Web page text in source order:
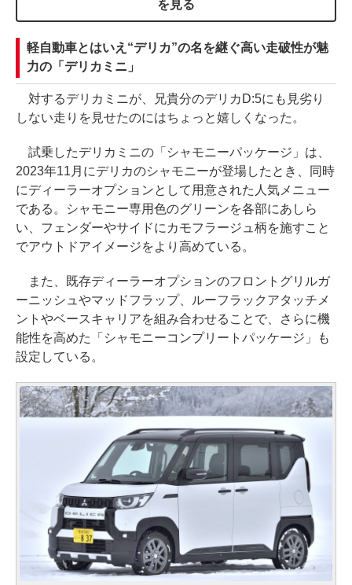
を見る
軽自動車とはいえ“デリカ”の名を継ぐ高い走破性が魅
力の「デリカミニ」
対するデリカミニが、兄貴分のデリカD:5にも見劣り
しない走りを見せたのにはちょっと嬉しくなった。
試乗したデリカミニの「シャモニーパッケージ」は、
2023年11月にデリカのシャモニーが登場したとき、同時
にディーラーオプションとして用意された人気メニュー
である。シャモニー専用色のグリーンを各部にあしら
い、フェンダーやサイドにカモフラージュ柄を施すこと
でアウトドアイメージをより高めている。
また、既存ディーラーオプションのフロントグリルガ
ーニッシュやマッドフラップ、ルーフラックアタッチメ
ントやベースキャリアを組み合わせることで、さらに機
能性を高めた「シャモニーコンプリートパッケージ」も
設定している。